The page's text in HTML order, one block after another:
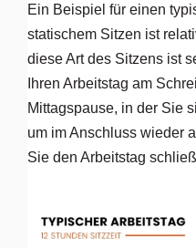
Ein Beispiel für einen
statischem Sitzen ist
diese Art des Sitzens ist
Ihren Arbeitstag am
Mittagspause, in der Sie
um im Anschluss wieder
Sie den Arbeitstag